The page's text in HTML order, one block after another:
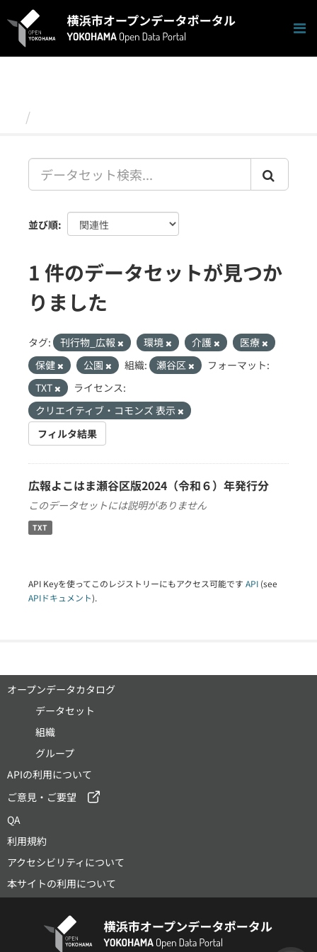
キ
並び順
1 件のデータセットが見つか
りました
タグ: 刊行物_広報 環境 介護
医療
保健
公園 組織: 瀬谷区
フォーマット:
TXT
ライセンス:
クリエイティブ・コモンズ 表示
フィルタ結果
広報よこはま瀬谷区版2024（令和６）年発行分
このデータセットには説明がありません
TXT
API Keyを使ってこのレジストリーにもアクセス可能です API (see
APIドキュメント).
オープンデータカタログ
データセット
組織
グループ
APIの利用について
ご意見・ご要望
QA
利用規約
アクセシビリティについて
本サイトの利用について